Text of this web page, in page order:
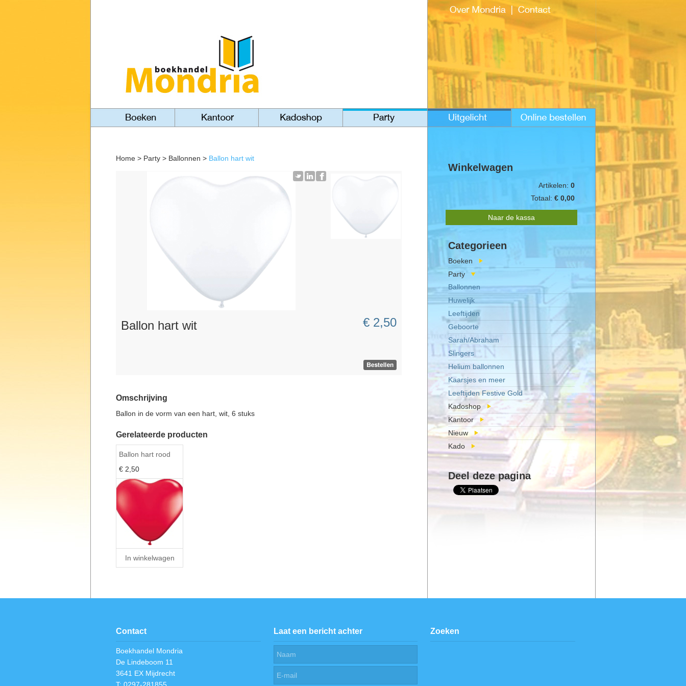
Home > Party > Ballonnen > Ballon hart wit
Ballon hart wit € 2,50
Omschrijving
Ballon in de vorm van een hart, wit, 6 stuks
Gerelateerde producten
Ballon hart rood
€ 2,50
In winkelwagen
Winkelwagen
Artikelen: 0
Totaal: € 0,00
Naar de kassa
Categorieen
Boeken
Party
Ballonnen
Huwelijk
Leeftijden
Geboorte
Sarah/Abraham
Slingers
Helium ballonnen
Kaarsjes en meer
Leeftijden Festive Gold
Kadoshop
Kantoor
Nieuw
Kado
Deel deze pagina
Contact
Boekhandel Mondria
De Lindeboom 11
3641 EX Mijdrecht
Laat een bericht achter Zoeken